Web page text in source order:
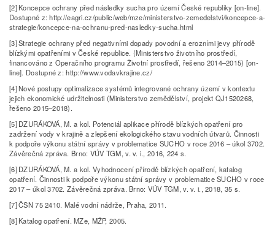
[2] Koncepce ochrany před následky sucha pro území České republiky [on-line].
Dostupné z: http://eagri.cz/public/web/mze/ministerstvo-zemedelstvi/koncepce-a-
strategie/koncepce-na-ochranu-pred-nasledky-sucha.html
[3] Strategie ochrany před negativními dopady povodní a erozními jevy přírodě
blízkými opatřeními v České republice. (Ministerstvo životního prostředí,
financováno z Operačního programu Životní prostředí, řešeno 2014–2015) [on-
line]. Dostupné z: http://www.vodavkrajine.cz/
[4] Nové postupy optimalizace systémů integrované ochrany území v kontextu
jejich ekonomické udržitelnosti (Ministerstvo zemědělství, projekt QJ1520268,
řešeno 2015–2018).
[5] DZURÁKOVÁ, M. a kol. Potenciál aplikace přírodě blízkých opatření pro
zadržení vody v krajině a zlepšení ekologického stavu vodních útvarů. Činnosti
k podpoře výkonu státní správy v problematice SUCHO v roce 2016 – úkol 3702.
Závěrečná zpráva. Brno: VÚV TGM, v. v. i., 2016, 224 s.
[6] DZURÁKOVÁ, M. a kol. Vyhodnocení přírodě blízkých opatření, katalog
opatření. Činnosti k podpoře výkonu státní správy v problematice SUCHO v roce
2017 – úkol 3702. Závěrečná zpráva. Brno: VÚV TGM, v. v. i., 2018, 35 s.
[7] ČSN 75 2410. Malé vodní nádrže, Praha, 2011.
[8] Katalog opatření. MZe, MŽP, 2005.